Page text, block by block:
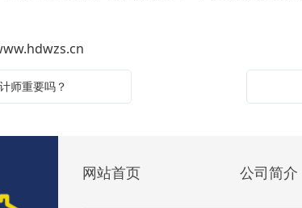
师重要吗？
网站首页 公司简介